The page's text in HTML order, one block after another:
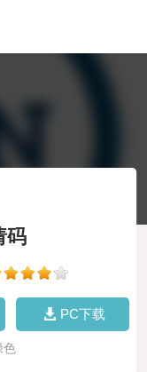
码
PC下载
色